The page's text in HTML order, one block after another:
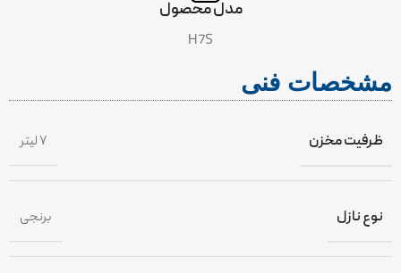
مدل محصول
H7S
مشخصات فنی
ظرفیت مخزن ۷ لیتر
نوع نازل برنجی